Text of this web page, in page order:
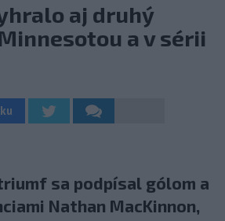
aj druhý
a v sérii
sa podpísal gólom a
Nathan MacKinnon,